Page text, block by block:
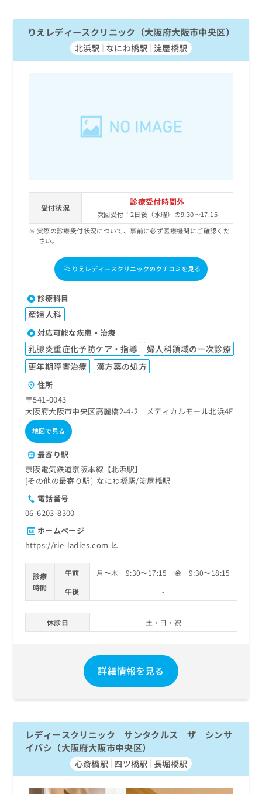
りえレディースクリニック（大阪府大阪市中央区）
北浜駅 なにわ橋駅 淀屋橋駅
受付状況
診療受付時間外
次回受付：2日後（水曜）の9:30～17:15
実際の診療受付状況について、事前に必ず医療機関にご確認くだ
さい。
りえレディースクリニックのクチコミを見る
診療科目
産婦人科
対応可能な疾患・治療
乳腺炎重症化予防ケア・指導
婦人科領域の一次診療
更年期障害治療
漢方薬の処方
住所
〒541-0043
大阪府大阪市中央区高麗橋2-4-2 メディカルモール北浜4F
地図で見る
最寄り駅
京阪電気鉄道京阪本線【北浜駅】
その他の最寄り駅
なにわ橋駅 淀屋橋駅
電話番号
06-6203-8300
ホームページ
https://rie-ladies.com
診療
時間
午前
月～木 9:30～17:15 金 9:30～18:15
午後
-
休診日 土・日・祝
詳細情報を見る
レディースクリニック サンタクルス ザ シンサ
イバシ（大阪府大阪市中央区）
心斎橋駅 四ツ橋駅 長堀橋駅